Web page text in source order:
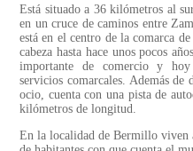
Está situado a 36 kilómetros al
en un cruce de caminos entre
está en el centro de la comarca
cabeza hasta hace unos pocos
importante de comercio y
servicios comarcales. Además de
ocio, cuenta con una pista de
kilómetros de longitud.
En la localidad de Bermillo viven